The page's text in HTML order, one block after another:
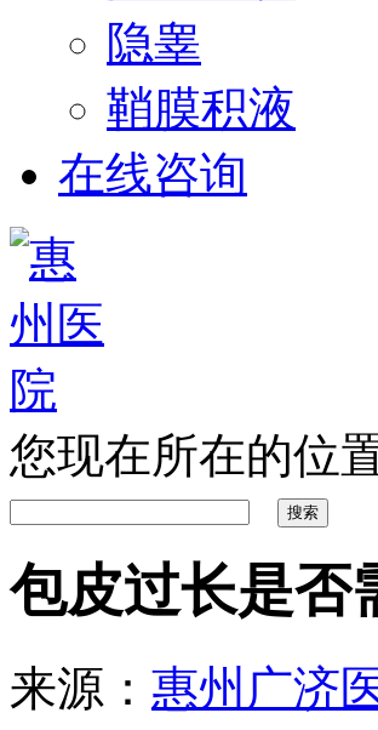
隐睾
鞘膜积液
在线咨询
您现在所在的位
包皮过长是否
来源： 惠州广济